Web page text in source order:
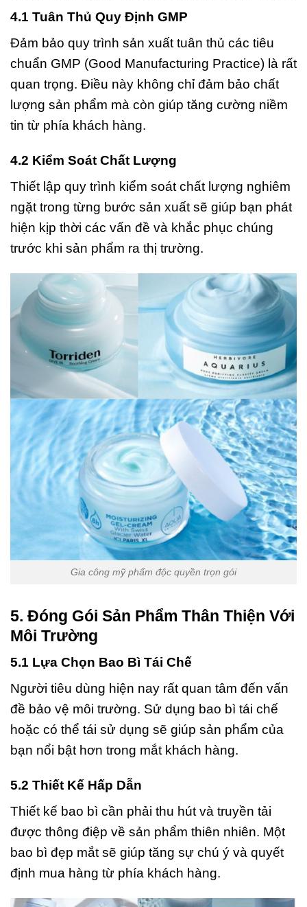
4.1 Tuân Thủ Quy Định GMP
Đảm bảo quy trình sản xuất tuân thủ các tiêu
chuẩn GMP (Good Manufacturing Practice) là rất
quan trọng. Điều này không chỉ đảm bảo chất
lượng sản phẩm mà còn giúp tăng cường niềm
tin từ phía khách hàng.
4.2 Kiểm Soát Chất Lượng
Thiết lập quy trình kiểm soát chất lượng nghiêm
ngặt trong từng bước sản xuất sẽ giúp bạn phát
hiện kịp thời các vấn đề và khắc phục chúng
trước khi sản phẩm ra thị trường.
Gia công mỹ phẩm độc quyền trọn gói
5. Đóng Gói Sản Phẩm Thân Thiện Với
Môi Trường
5.1 Lựa Chọn Bao Bì Tái Chế
Người tiêu dùng hiện nay rất quan tâm đến vấn
đề bảo vệ môi trường. Sử dụng bao bì tái chế
hoặc có thể tái sử dụng sẽ giúp sản phẩm của
bạn nổi bật hơn trong mắt khách hàng.
5.2 Thiết Kế Hấp Dẫn
Thiết kế bao bì cần phải thu hút và truyền tải
được thông điệp về sản phẩm thiên nhiên. Một
bao bì đẹp mắt sẽ giúp tăng sự chú ý và quyết
định mua hàng từ phía khách hàng.